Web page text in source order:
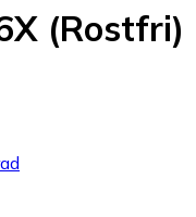
(Rostfri)